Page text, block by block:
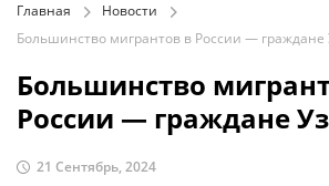
Главная
Новости
Большинство мигрантов в России — граждане
Большинство
России — граждане
21 Сентябрь, 2024